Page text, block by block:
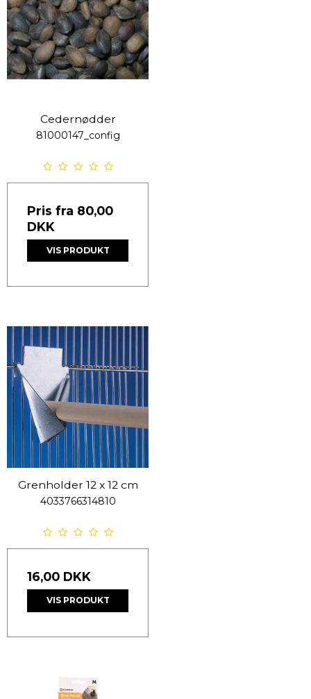
Cedernødder
81000147_config
Pris fra 80,00
DKK
VIS PRODUKT
Grenholder 12 x 12 cm
4033766314810
16,00 DKK
VIS PRODUKT